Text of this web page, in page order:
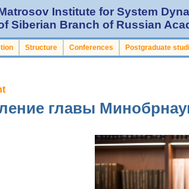
Institute for System
Siberian Branch of Russian
Structure Conferences Postgraduate
главы